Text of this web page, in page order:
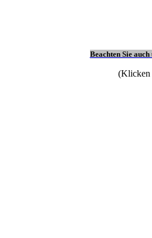
Beachten Sie
(Klicken